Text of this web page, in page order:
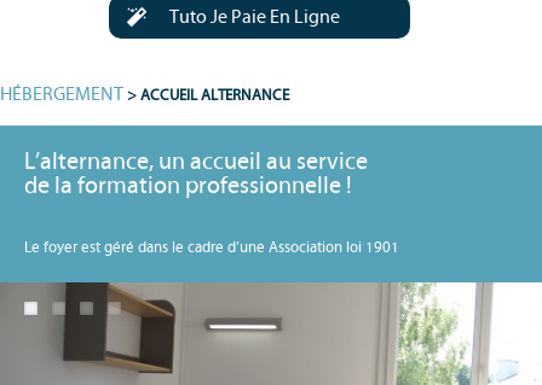
Tuto Je Paie En Ligne
HÉBERGEMENT > ACCUEIL ALTERNANCE
L’alternance, un accueil au service
de la formation professionnelle !
Le foyer est géré dans le cadre d’une Association loi 1901